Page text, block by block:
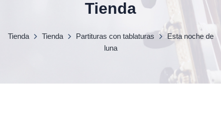
Tienda
Tienda Tienda Partituras con tablaturas
Esta noche de
luna